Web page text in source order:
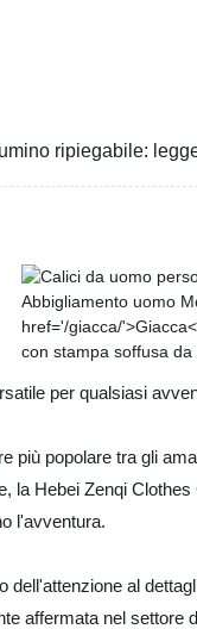
ripiegabile:
per qualsiasi
più popolare tra gli
la Hebei Zenqi
l'avventura.
dell'attenzione al
affermata nel